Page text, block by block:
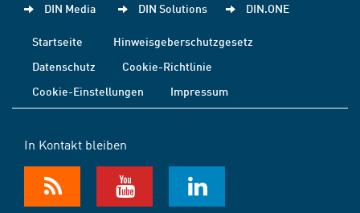
DIN Media DIN Solutions DIN.ONE
Startseite
Hinweisgeberschutzgesetz
Datenschutz
Cookie-Richtlinie
Cookie-Einstellungen
Impressum
In Kontakt bleiben